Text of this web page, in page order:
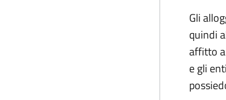
Gli
quindi
affitto
e gli